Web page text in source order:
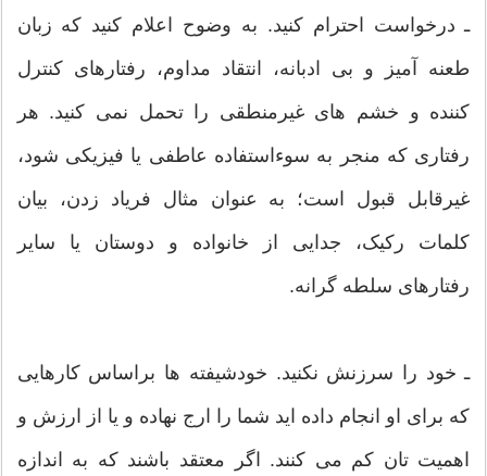
ـ درخواست احترام کنید. به وضوح اعلام کنید که زبان
طعنه آمیز و بی ادبانه، انتقاد مداوم، رفتارهای کنترل
کننده و خشم های غیرمنطقی را تحمل نمی کنید. هر
رفتاری که منجر به سوءاستفاده عاطفی یا فیزیکی شود،
غیرقابل قبول است؛ به عنوان مثال فریاد زدن، بیان
کلمات رکیک، جدایی از خانواده و دوستان یا سایر
رفتارهای سلطه گرانه.
ـ خود را سرزنش نکنید. خودشیفته ها براساس کارهایی
که برای او انجام داده اید شما را ارج نهاده و یا از ارزش و
اهمیت تان کم می کنند. اگر معتقد باشند که به اندازه